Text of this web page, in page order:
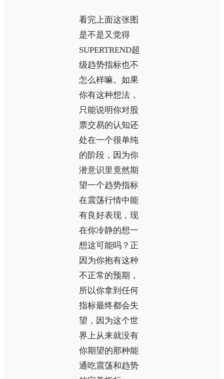
看完上面这张图
是不是又觉得
SUPERTREND超
级趋势指标也不
怎么样嘛。如果
你有这种想法，
只能说明你对股
票交易的认知还
处在一个很单纯
的阶段，因为你
潜意识里竟然期
望一个趋势指标
在震荡行情中能
有良好表现，现
在你冷静的想一
想这可能吗？正
因为你抱有这种
不正常的预期，
所以你拿到任何
指标最终都会失
望，因为这个世
界上从来就没有
你期望的那种能
通吃震荡和趋势